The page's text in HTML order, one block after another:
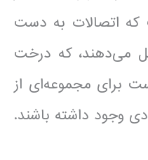
که اتصالات به دست
می‌دهند، که درخت
برای مجموعه‌ای از
وجود داشته باشند.